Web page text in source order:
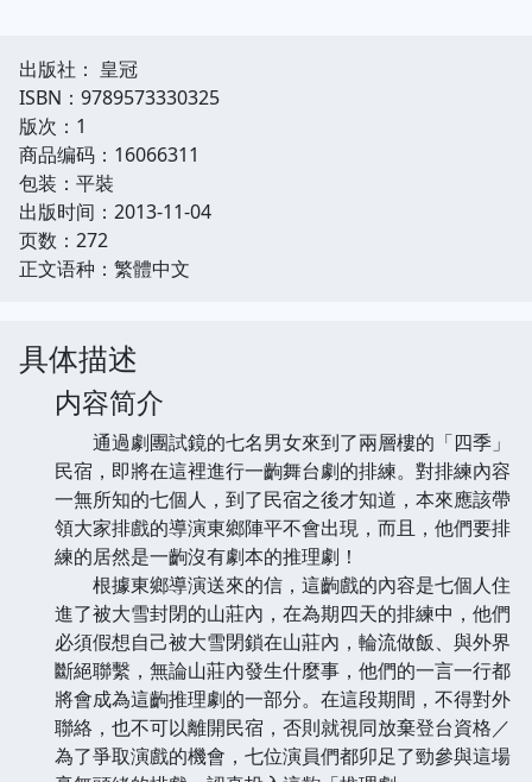
出版社： 皇冠
ISBN：9789573330325
版次：1
商品编码：16066311
包装：平裝
出版时间：2013-11-04
页数：272
正文语种：繁體中文
具体描述
内容简介
通過劇團試鏡的七名男女來到了兩層樓的「四季」
民宿，即將在這裡進行一齣舞台劇的排練。對排練內容
一無所知的七個人，到了民宿之後才知道，本來應該帶
領大家排戲的導演東鄉陣平不會出現，而且，他們要排
練的居然是一齣沒有劇本的推理劇！
根據東鄉導演送來的信，這齣戲的內容是七個人住
進了被大雪封閉的山莊內，在為期四天的排練中，他們
必須假想自己被大雪閉鎖在山莊內，輪流做飯、與外界
斷絕聯繫，無論山莊內發生什麼事，他們的一言一行都
將會成為這齣推理劇的一部分。在這段期間，不得對外
聯絡，也不可以離開民宿，否則就視同放棄登台資格／
為了爭取演戲的機會，七位演員們都卯足了勁參與這場